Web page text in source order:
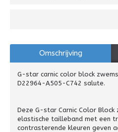
Omschrijving
G-star carnic color block
D22964-A505-C742 salute.
Deze G-star Carnic Color
elastische tailleband met een
contrasterende kleuren geven